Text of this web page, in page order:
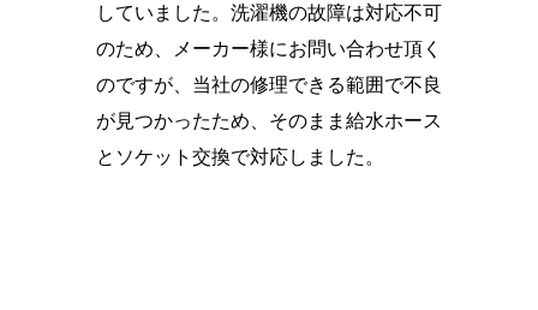
していました。洗濯機の故障は対応不可
のため、メーカー様にお問い合わせ頂く
のですが、当社の修理できる範囲で不良
が見つかったため、そのまま給水ホース
とソケット交換で対応しました。